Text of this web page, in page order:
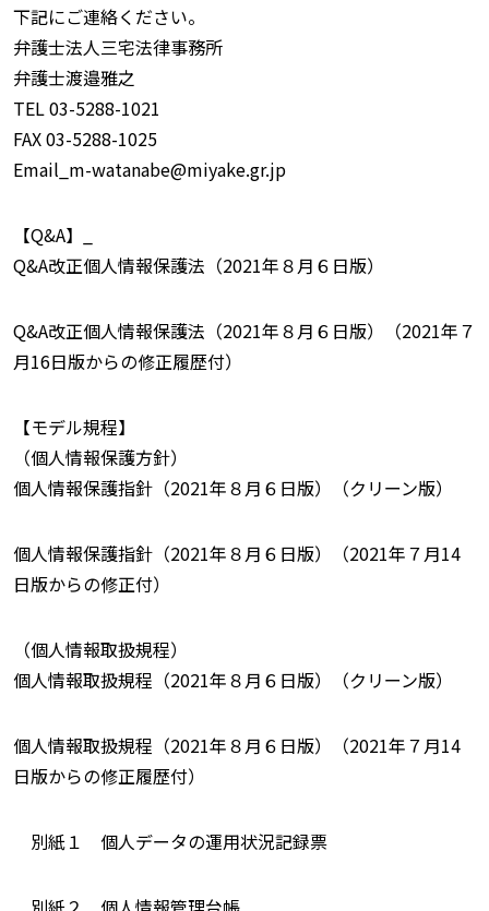
下記にご連絡ください。
弁護士法人三宅法律事務所
弁護士渡邉雅之
TEL 03-5288-1021
FAX 03-5288-1025
Email_m-watanabe@miyake.gr.jp
【Q&A】_
Q&A改正個人情報保護法（2021年８月６日版）
Q&A改正個人情報保護法（2021年８月６日版）（2021年７
月16日版からの修正履歴付）
【モデル規程】
（個人情報保護方針）
個人情報保護指針（2021年８月６日版）（クリーン版）
個人情報保護指針（2021年８月６日版）（2021年７月14
日版からの修正付）
（個人情報取扱規程）
個人情報取扱規程（2021年８月６日版）（クリーン版）
個人情報取扱規程（2021年８月６日版）（2021年７月14
日版からの修正履歴付）
別紙１ 個人データの運用状況記録票